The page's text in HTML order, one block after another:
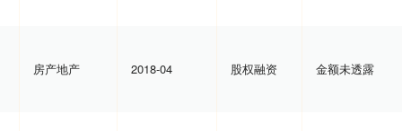
房产地产 2018-04 股权融资 金额未透露